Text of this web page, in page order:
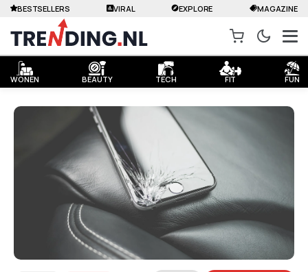
WONEN BEAUTY TECH FIT FUN
BESTSELLERS VIRAL EXPLORE MAGAZINE